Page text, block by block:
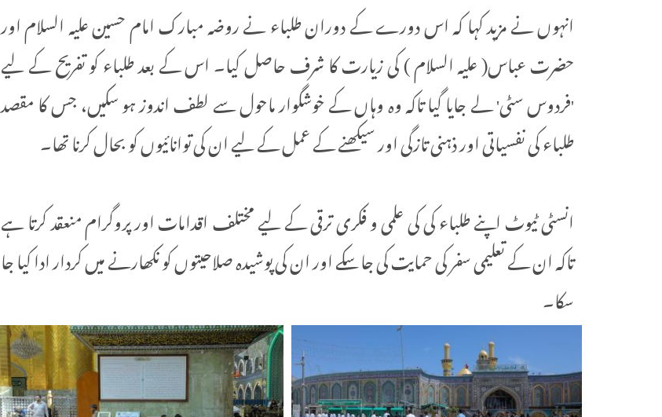
انہوں نے مزید کہا کہ اس دورے کے دوران طلباء نے روضہ مبارک امام حسین علیہ السلام اور
حضرت عباس( علیہ السلام ) کی زیارت کا شرف حاصل کیا۔ اس کے بعد طلباء کو تفریح کے لیے
'فردوس سٹی' لے جایا گیا تاکہ وہ وہاں کے خوشگوار ماحول سے لطف اندوز ہو سکیں، جس کا مقصد
طلباء کی نفسیاتی اور ذہنی تازگی اور سیکھنے کے عمل کے لیے ان کی توانائیوں کو بحال کرنا تھا۔
انسٹی ٹیوٹ اپنے طلباء کی کی علمی و فکری ترقی کے لیے مختلف اقدامات اور پروگرام منعقد کرتا ہے
تاکہ ان کے تعلیمی سفر کی حمایت کی جا سکے اور ان کی پوشیدہ صلاحیتوں کو نکھارنے میں کردار ادا کیا جا
سکا۔